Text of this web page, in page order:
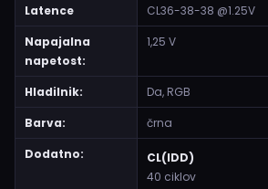
Latence
CL36-38-38 @1.25V
Napajalna
napetost:
1,25 V
Hladilnik:
Da, RGB
Barva:
črna
Dodatno:
CL(IDD)
40 ciklov